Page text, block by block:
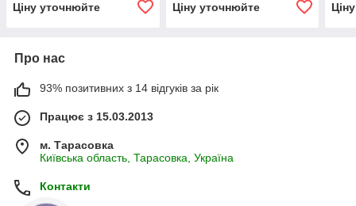
Ціну уточнюйте Ціну уточнюйте
Про нас
93% позитивних з 14 відгуків за рік
Працює з 15.03.2013
м. Тарасовка
Київська область, Тарасовка, Україна
Контакти